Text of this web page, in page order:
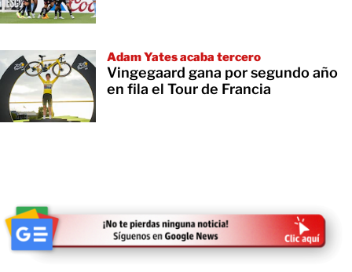
Adam Yates acaba tercero
Vingegaard gana por segundo año
en fila el Tour de Francia